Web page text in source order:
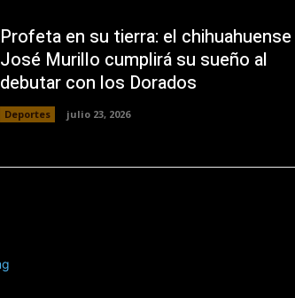
Profeta en su tierra: el chihuahuense
José Murillo cumplirá su sueño al
debutar con los Dorados
Deportes julio 23, 2026